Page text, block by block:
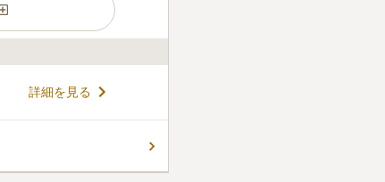
詳細を見る